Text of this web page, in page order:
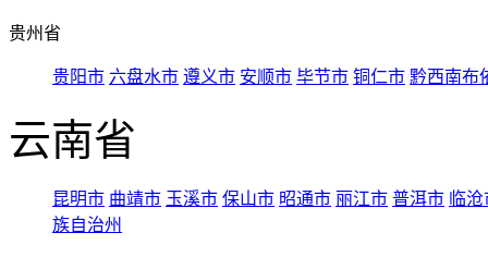
贵州省
贵阳市 六盘水市 遵义市 安顺市 毕节市 铜仁市 黔西南布
云南省
昆明市 曲靖市 玉溪市 保山市 昭通市 丽江市 普洱市 临
族自治州